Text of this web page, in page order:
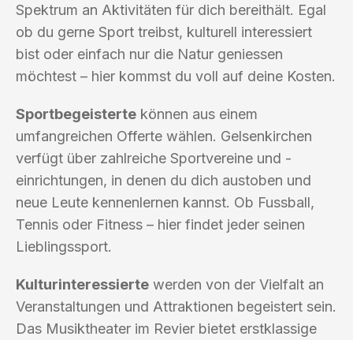
Spektrum an Aktivitäten für dich bereithält. Egal
ob du gerne Sport treibst, kulturell interessiert
bist oder einfach nur die Natur geniessen
möchtest – hier kommst du voll auf deine Kosten.
Sportbegeisterte können aus einem
umfangreichen Offerte wählen. Gelsenkirchen
verfügt über zahlreiche Sportvereine und -
einrichtungen, in denen du dich austoben und
neue Leute kennenlernen kannst. Ob Fussball,
Tennis oder Fitness – hier findet jeder seinen
Lieblingssport.
Kulturinteressierte werden von der Vielfalt an
Veranstaltungen und Attraktionen begeistert sein.
Das Musiktheater im Revier bietet erstklassige